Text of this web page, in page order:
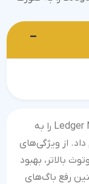
در این آموزش مراحل آپدیت فریمور Ledger Nano X را به
از ویژگی‌های
بلوتوث بالاتر، بهبود
رفع باگ‌های
−